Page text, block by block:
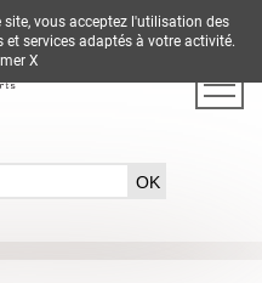
DE EN ES FR IT
vous acceptez l'utilisation des
et services adaptés à votre activité.
X